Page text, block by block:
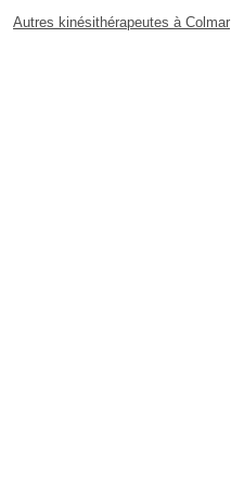
Autres kinésithérapeutes à Colmar